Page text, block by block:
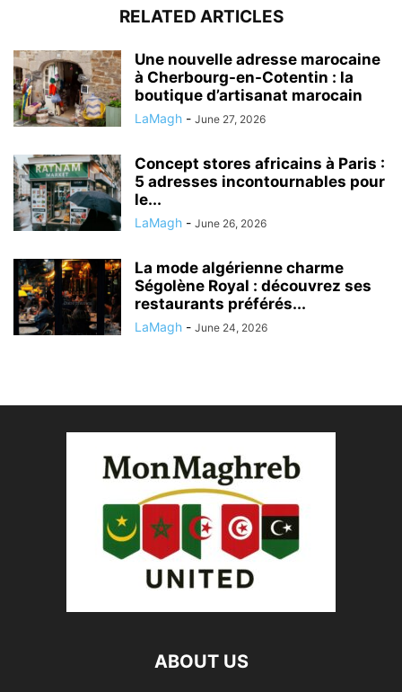
RELATED ARTICLES
Une nouvelle adresse marocaine
à Cherbourg-en-Cotentin : la
boutique d’artisanat marocain
LaMagh - June 27, 2026
Concept stores africains à Paris :
5 adresses incontournables pour
le...
LaMagh - June 26, 2026
La mode algérienne charme
Ségolène Royal : découvrez ses
restaurants préférés...
LaMagh - June 24, 2026
ABOUT US